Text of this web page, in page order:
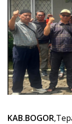
KAB.BOGOR